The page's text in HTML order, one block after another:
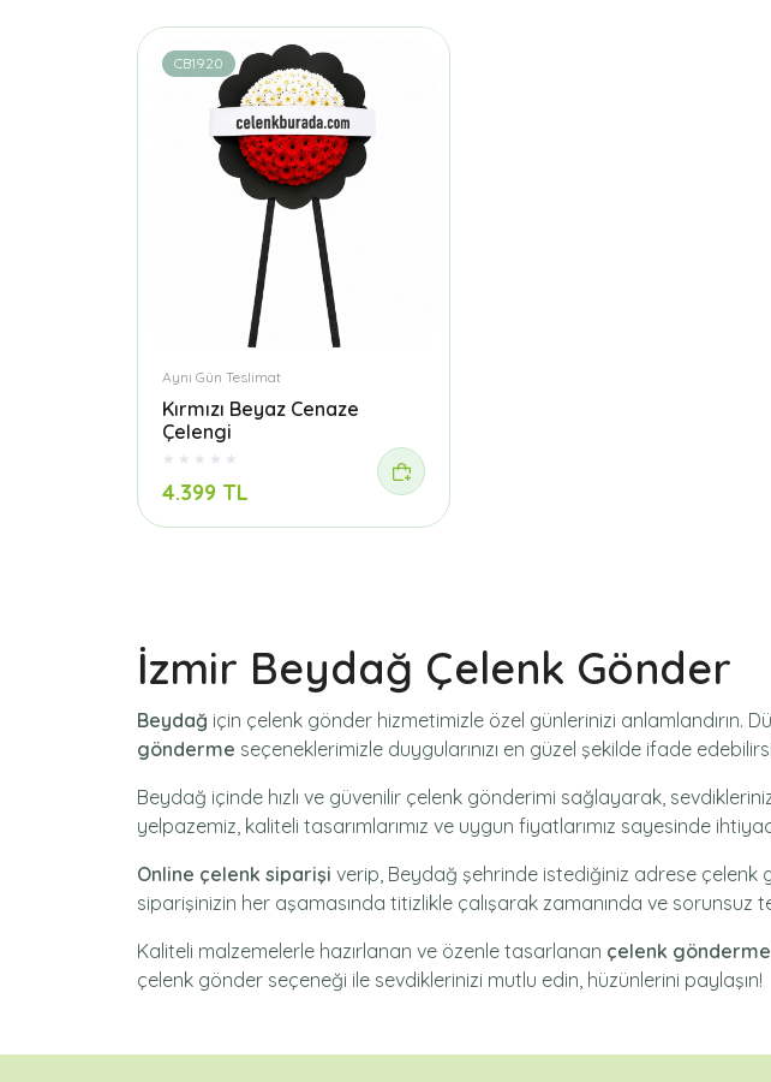
CB1920
Aynı Gün Teslimat
Kırmızı Beyaz Cenaze
Çelengi
4.399 TL
İzmir Beydağ Çelenk Gönder
Beydağ için çelenk gönder hizmetimizle özel günlerinizi anlamlandırın.
gönderme seçeneklerimizle duygularınızı en güzel şekilde ifade
Beydağ içinde hızlı ve güvenilir çelenk gönderimi sağlayarak,
yelpazemiz, kaliteli tasarımlarımız ve uygun fiyatlarımız sayesinde
Online çelenk siparişi verip, Beydağ şehrinde istediğiniz adrese çelenk
siparişinizin her aşamasında titizlikle çalışarak zamanında ve sorunsuz
Kaliteli malzemelerle hazırlanan ve özenle tasarlanan çelenk gönderme
çelenk gönder seçeneği ile sevdiklerinizi mutlu edin, hüzünlerini paylaşın!